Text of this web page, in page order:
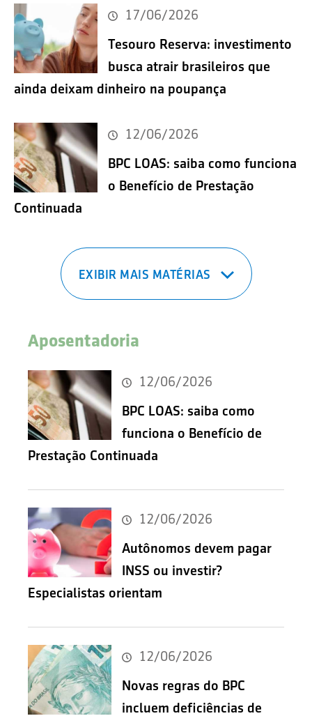
17/06/2026
Tesouro Reserva: investimento
busca atrair brasileiros que
ainda deixam dinheiro na poupança
12/06/2026
BPC LOAS: saiba como funciona
o Benefício de Prestação
Continuada
EXIBIR MAIS MATÉRIAS
Aposentadoria
12/06/2026
BPC LOAS: saiba como
funciona o Benefício de
Prestação Continuada
12/06/2026
Autônomos devem pagar
INSS ou investir?
Especialistas orientam
12/06/2026
Novas regras do BPC
incluem deficiências de